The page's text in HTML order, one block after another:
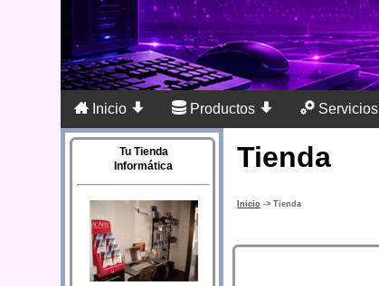
Inicio Productos Servicios
Tu Tienda
Informática
Tienda
Inicio -> Tienda